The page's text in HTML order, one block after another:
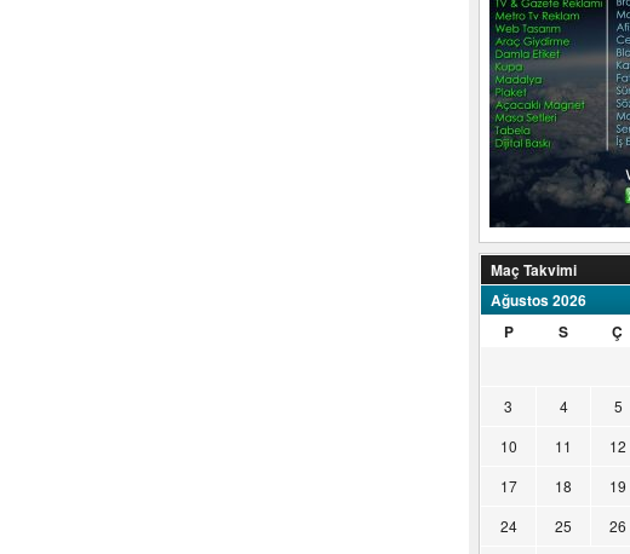
Maç Takvimi
Ağustos 2026
P
S Ç
3
4 5
10
11 12
17
18 19
24
25 26